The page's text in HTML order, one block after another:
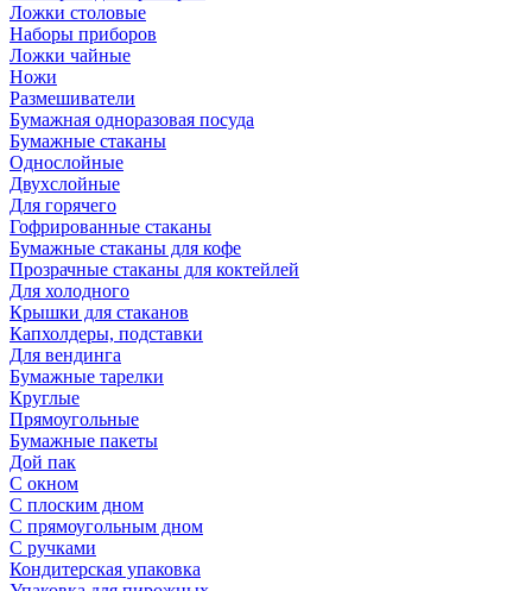
Ложки столовые
Наборы приборов
Ложки чайные
Ножи
Размешиватели
Бумажная одноразовая посуда
Бумажные стаканы
Однослойные
Двухслойные
Для горячего
Гофрированные стаканы
Бумажные стаканы для кофе
Прозрачные стаканы для коктейлей
Для холодного
Крышки для стаканов
Капхолдеры, подставки
Для вендинга
Бумажные тарелки
Круглые
Прямоугольные
Бумажные пакеты
Дой пак
С окном
С плоским дном
С прямоугольным дном
С ручками
Кондитерская упаковка